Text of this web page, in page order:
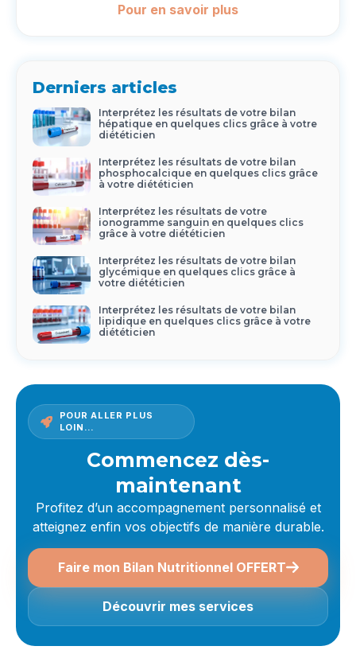
Pour en savoir plus
Derniers articles
Interprétez les résultats de votre bilan
hépatique en quelques clics grâce à votre
diététicien
Interprétez les résultats de votre bilan
phosphocalcique en quelques clics grâce
à votre diététicien
Interprétez les résultats de votre
ionogramme sanguin en quelques clics
grâce à votre diététicien
Interprétez les résultats de votre bilan
glycémique en quelques clics grâce à
votre diététicien
Interprétez les résultats de votre bilan
lipidique en quelques clics grâce à votre
diététicien
POUR ALLER PLUS
LOIN…
Commencez dès-
maintenant
Profitez d’un accompagnement personnalisé et
atteignez enfin vos objectifs de manière durable.
Faire mon Bilan Nutritionnel OFFERT
Découvrir mes services